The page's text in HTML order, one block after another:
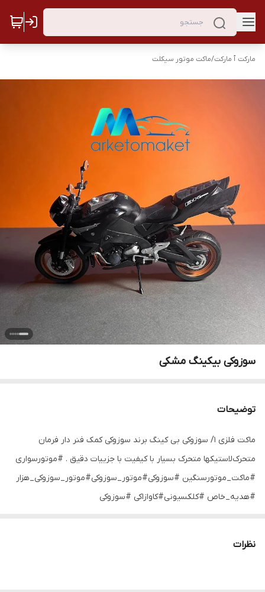
مارکت ٱ مارکت/ماکت موتور سیکلت
سوزوکی بیکینگ مشکی
توضیحات
ماکت فلزی ۱/ سوزوکی بی کینگ برند سوزوکی کمک فنر دار فرمان
متحرک‌لاستیکها متحرک بسیار با کیفیت با جزییات دقیق . #موتورسواری
#ماکت_موتورسنگین #سوزوکی#موتور_سوزوکی#موتور_سوزوکی_هزار
#هدیه_خاص #کلکسیونی#کاوازاکی #سوزوکی
نظرات